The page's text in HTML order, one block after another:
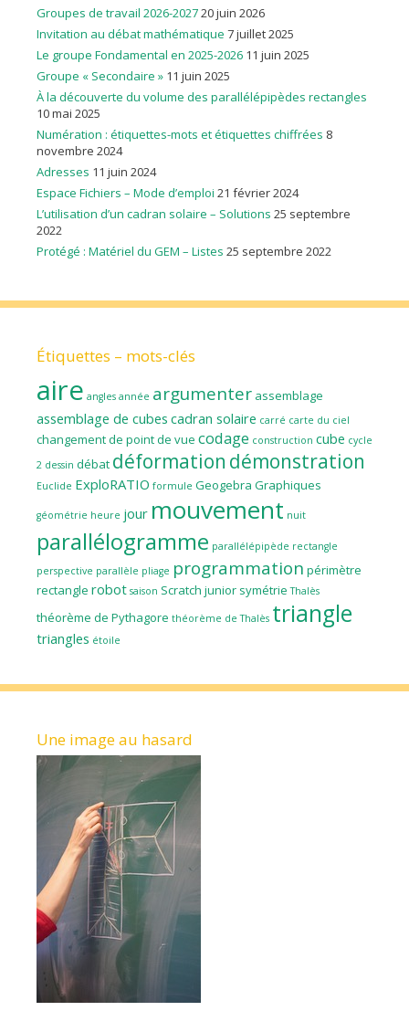
Groupes de travail 2026-202720 juin 2026
Invitation au débat mathématique 7 juillet 2025
Le groupe Fondamental en 2025-2026 11 juin 2025
Groupe « Secondaire » 11 juin 2025
À la découverte du volume des parallélépipèdes rectangles
10 mai 2025
Numération : étiquettes-mots et étiquettes chiffrées 8
novembre 2024
Adresses 11 juin 2024
Espace Fichiers – Mode d’emploi 21 février 2024
L’utilisation d’un cadran solaire – Solutions 25 septembre
2022
Protégé : Matériel du GEM – Listes 25 septembre 2022
Étiquettes – mots-clés
aire angles année argumenter assemblage
assemblage de cubes cadran solaire carré carte du ciel
changement de point de vue codage construction cube cycle
2 dessin débat déformation démonstration
Euclide ExploRATIO formule Geogebra Graphiques
géométrie heure jour mouvement nuit
parallélogramme parallélépipède rectangle
perspective parallèle pliage programmation périmètre
rectangle robot saison Scratch junior symétrie Thalès
théorème de Pythagore théorème de Thalès triangle
triangles étoile
Une image au hasard